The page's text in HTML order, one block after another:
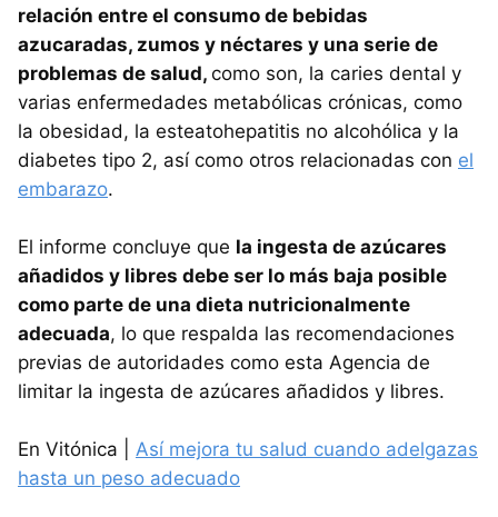
relación entre el consumo de bebidas
azucaradas, zumos y néctares y una serie de
problemas de salud, como son, la caries dental y
varias enfermedades metabólicas crónicas, como
la obesidad, la esteatohepatitis no alcohólica y la
diabetes tipo 2, así como otros relacionadas con el
embarazo.
El informe concluye que la ingesta de azúcares
añadidos y libres debe ser lo más baja posible
como parte de una dieta nutricionalmente
adecuada, lo que respalda las recomendaciones
previas de autoridades como esta Agencia de
limitar la ingesta de azúcares añadidos y libres.
En Vitónica | Así mejora tu salud cuando adelgazas
hasta un peso adecuado